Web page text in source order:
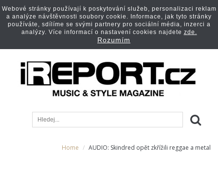
Home AUDIO: Skindred opět zkřížili reggae a metal
Webové stránky používají k poskytování služeb, personalizaci reklam
a analýze návštěvnosti soubory cookie. Informace, jak tyto stránky
používáte, sdílíme se svými partnery pro sociální média, inzerci a
analýzy. Více informací o nastavení cookies najdete zde.
Rozumím